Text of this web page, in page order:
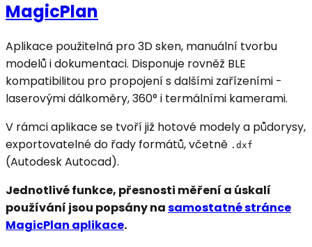
MagicPlan
Aplikace použitelná pro 3D sken, manuální tvorbu
modelů i dokumentaci. Disponuje rovněž BLE
kompatibilitou pro propojení s dalšími zařízeními -
laserovými dálkoměry, 360° i termálními kamerami.
V rámci aplikace se tvoří již hotové modely a půdorysy,
exportovatelné do řady formátů, včetně .dxf
(Autodesk Autocad).
Jednotlivé funkce, přesnosti měření a úskalí
používání jsou popsány nasamostatné stránce
MagicPlan aplikace.